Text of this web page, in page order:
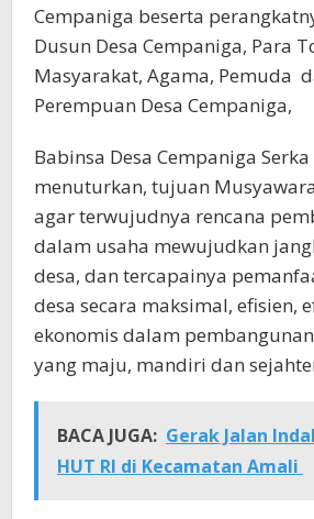
Cempaniga beserta
Dusun Desa Cempaniga, Para
Masyarakat, Agama, Pemuda
Perempuan Desa Cempaniga,
Babinsa Desa Cempaniga
menuturkan, tujuan
agar terwujudnya rencana
dalam usaha mewujudkan
desa, dan tercapainya
desa secara maksimal, efisien,
ekonomis dalam
yang maju, mandiri dan
BACA JUGA: Gerak Jalan
HUT RI di Kecamatan Amali